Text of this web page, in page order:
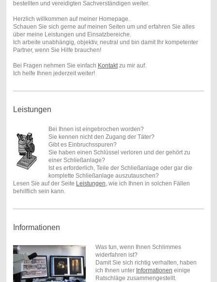
bestellten und vereidigten Sachverständigen weiter.
Herzlich willkommen auf meiner Homepage.
Schauen Sie sich gerne auf meinen Seiten um und erfahren Sie alles
über meine Leistungen und Einsatzbereiche.
Ich arbeite unabhängig, objektiv, neutral und bin damit Ihr kompetenter
Partner, wenn Sie Hilfe brauchen!
Bei Fragen nehmen Sie einfach Kontaktzu mir auf.
Ich helfe Ihnen jederzeit weiter!
Leistungen
Bei Ihnen ist eingebrochen worden?
Sie kennen nicht den Zugang der Täter?
Gibt es Einbruchsspuren?
Sie haben einen Schlüssel verloren und der gehört zu
einer Schließanlage?
Ist es erforderlich, Teile der Schließanlage oder gar die
komplette Schließanlage auszutauschen?
Lesen Sie auf der Seite Leistungen, wie ich Ihnen in solchen Fällen
behilflich sein kann.
Informationen
Was tun, wenn Ihnen Schlimmes
widerfahren ist?
Damit Sie sich richtig verhalten, haben
ich Ihnen unter Informationen einige
Ratschläge zusammengestellt.